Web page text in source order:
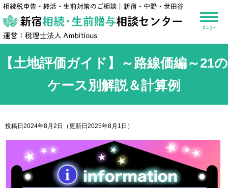
新宿相続・生前
【土地評価ガイド】～路線価編～21の
ケース別解説＆計算例
投稿日2024年8月2日 （更新日2025年8月1日）